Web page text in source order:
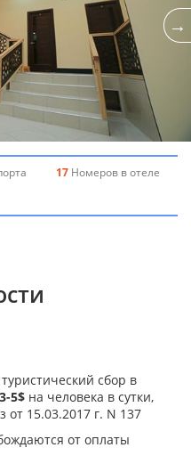
17 Номеров в отеле
сбор в
3-5$ на человека в сутки,
от 15.03.2017 г. N 137
от оплаты